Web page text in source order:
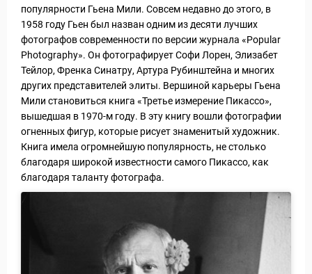
популярности Гьена Мили. Совсем недавно до этого, в
1958 году Гьен был назван одним из десяти лучших
фотографов современности по версии журнала «Popular
Photography». Он фотографирует Софи Лорен, Элизабет
Тейлор, Френка Синатру, Артура Рубинштейна и многих
других представителей элиты. Вершиной карьеры Гьена
Мили становиться книга «Третье измерение Пикассо»,
вышедшая в 1970-м году. В эту книгу вошли фотографии
огненных фигур, которые рисует знаменитый художник.
Книга имела огромнейшую популярность, не столько
благодаря широкой известности самого Пикассо, как
благодаря таланту фотографа.